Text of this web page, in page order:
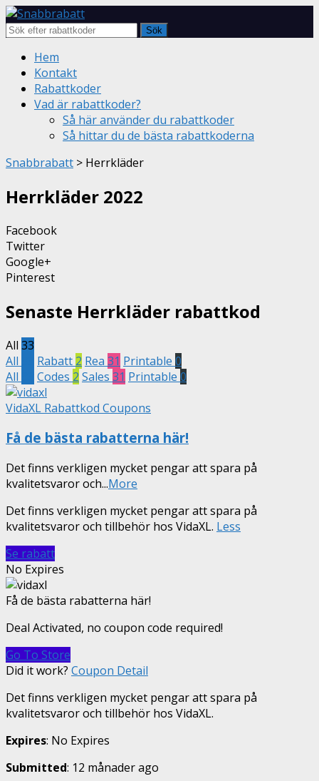
Sök
Skip
content
Hem
Kontakt
Rabattkoder
Vad är rabattkoder?
Så här använder du rabattkoder
Så hittar du de bästa rabattkoderna
Snabbrabatt > Herrkläder
Herrkläder 2022
Facebook
Twitter
Google+
Pinterest
Senaste Herrkläder rabattkod
All 33
All
Rabatt 2 Rea 31 Printable 0
All
Codes 2 Sales 31 Printable 0
VidaXL Rabattkod Coupons
Få de bästa rabatterna här!
Det finns verkligen mycket pengar att spara på
kvalitetsvaror och...More
Det finns verkligen mycket pengar att spara på
kvalitetsvaror och tillbehör hos VidaXL. Less
Se rabatt
No Expires
Få de bästa rabatterna här!
Deal Activated, no coupon code required!
Go To Store
Did it work? Coupon Detail
Det finns verkligen mycket pengar att spara på
kvalitetsvaror och tillbehör hos VidaXL.
Expires: No Expires
Submitted: 12 månader ago